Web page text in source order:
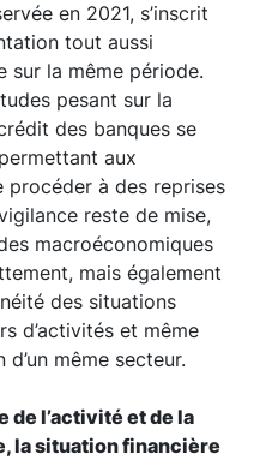
en 2021, s’inscrit
tout aussi
sur la même période.
pesant sur la
des banques se
aux
à des reprises
reste de mise,
macroéconomiques
mais également
des situations
d’activités et même
même secteur.
de l’activité et de la
la situation financière